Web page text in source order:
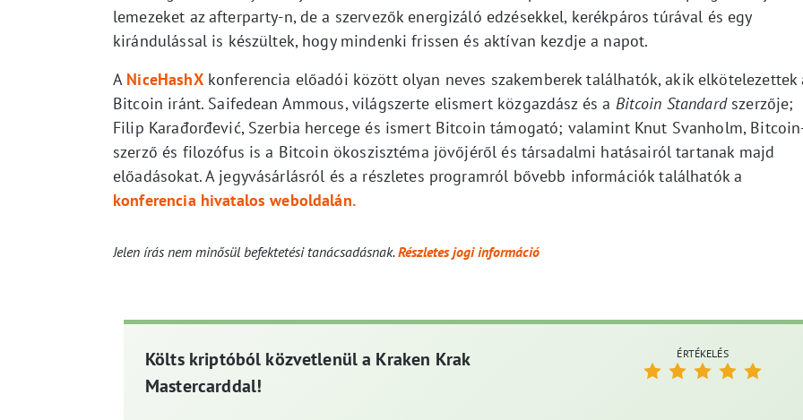
lemezeket az afterparty-n, de a szervezők energizáló edzésekkel, kerékpáros túrával és egy
kirándulással is készültek, hogy mindenki frissen és aktívan kezdje a napot.
A NiceHashXkonferencia előadói között olyan neves szakemberek találhatók, akik elkötelezettek
Bitcoin iránt. Saifedean Ammous, világszerte elismert közgazdász és a Bitcoin Standardszerzője;
Filip Karađorđević, Szerbia hercege és ismert Bitcoin támogató; valamint Knut Svanholm,
szerző és filozófus is a Bitcoin ökoszisztéma jövőjéről és társadalmi hatásairól tartanak majd
előadásokat. A jegyvásárlásról és a részletes programról bővebb információk találhatók a
konferencia hivatalos weboldalán.
Jelen írás nem minősül befektetési tanácsadásnak.Részletes jogi információ
Költs kriptóból közvetlenül a Kraken Krak
Mastercarddal!
ÉRTÉKELÉS